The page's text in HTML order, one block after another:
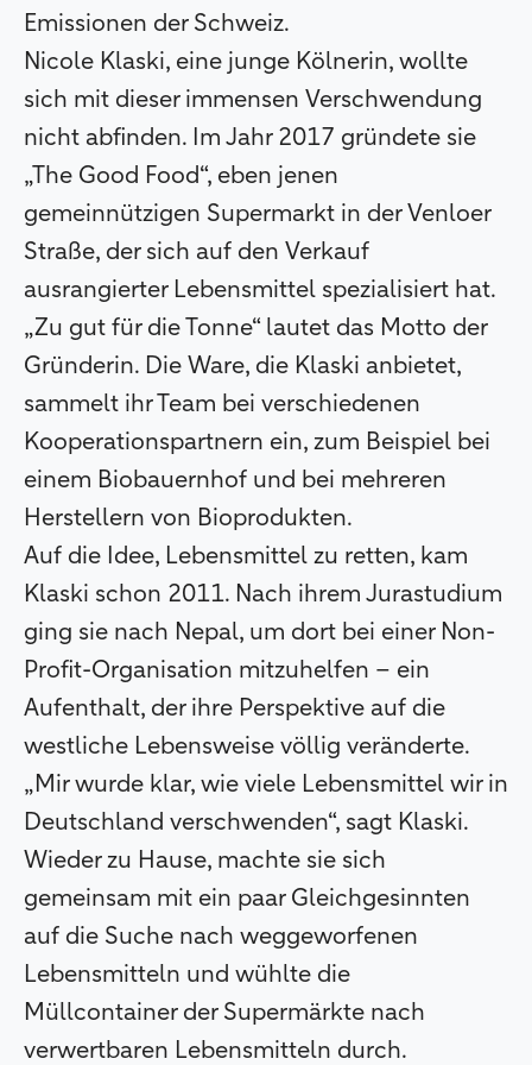
Emissionen der Schweiz.
Nicole Klaski, eine junge Kölnerin, wollte
sich mit dieser immensen Verschwendung
nicht abfinden. Im Jahr 2017 gründete sie
„The Good Food“, eben jenen
gemeinnützigen Supermarkt in der Venloer
Straße, der sich auf den Verkauf
ausrangierter Lebensmittel spezialisiert hat.
„Zu gut für die Tonne“ lautet das Motto der
Gründerin. Die Ware, die Klaski anbietet,
sammelt ihr Team bei verschiedenen
Kooperationspartnern ein, zum Beispiel bei
einem Biobauernhof und bei mehreren
Herstellern von Bioprodukten.
Auf die Idee, Lebensmittel zu retten, kam
Klaski schon 2011. Nach ihrem Jurastudium
ging sie nach Nepal, um dort bei einer Non-
Profit-Organisation mitzuhelfen – ein
Aufenthalt, der ihre Perspektive auf die
westliche Lebensweise völlig veränderte.
„Mir wurde klar, wie viele Lebensmittel wir in
Deutschland verschwenden“, sagt Klaski.
Wieder zu Hause, machte sie sich
gemeinsam mit ein paar Gleichgesinnten
auf die Suche nach weggeworfenen
Lebensmitteln und wühlte die
Müllcontainer der Supermärkte nach
verwertbaren Lebensmitteln durch.